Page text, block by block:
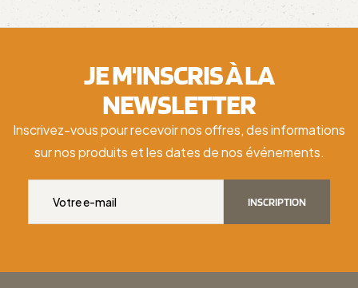
JE M'INSCRIS À LA
NEWSLETTER
Inscrivez-vous pour recevoir nos offres, des informations
sur nos produits et les dates de nos événements.
INSCRIPTION